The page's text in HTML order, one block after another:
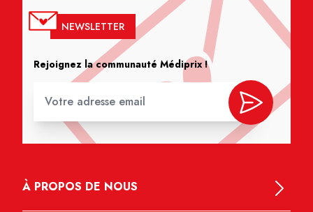
NEWSLETTER
Rejoignez la communauté Médiprix !
À PROPOS DE NOUS